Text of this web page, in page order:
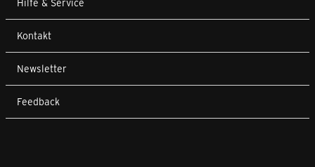
Kontakt
Newsletter
Feedback